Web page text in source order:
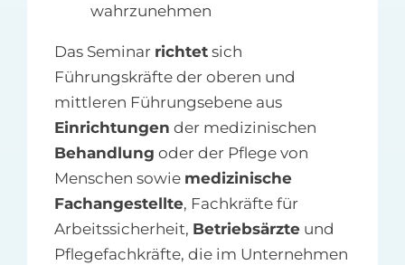
wahrzunehmen
Das Seminar richtetsich
Führungskräfte der oberen und
mittleren Führungsebene aus
Einrichtungen der medizinischen
Behandlung oder der Pflege von
Menschen sowie medizinische
Fachangestellte, Fachkräfte für
Arbeitssicherheit, Betriebsärzteund
Pflegefachkräfte, die im Unternehmen